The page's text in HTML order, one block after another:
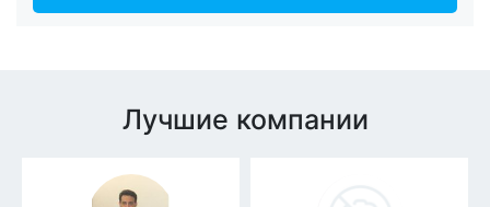
Лучшие компании